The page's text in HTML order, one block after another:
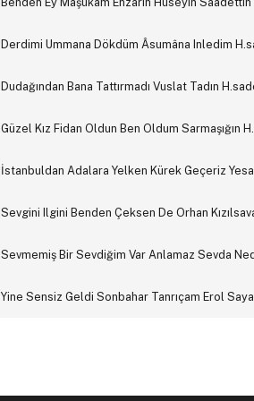
Derdimi Ummana Dökdüm Âsumâna Inledim
Dudağından Bana Tattırmadı Vuslat Tadın
Güzel Kız Fidan Oldun Ben Oldum Sarmaşığın
İstanbuldan Adalara Yelken Kürek Geçeriz
Sevgini Ilgini Benden Çeksen De Orhan
Sevmemiş Bir Sevdiğim Var Anlamaz Sevda
Yine Sensiz Geldi Sonbahar Tanrıçam Erol